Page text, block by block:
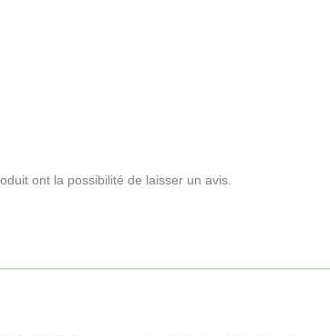
ont la possibilité de laisser un avis.